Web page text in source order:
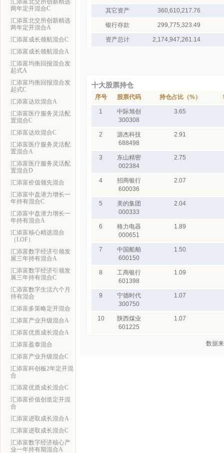
汇添富北交所创新精选
两年定开混合C
汇添富北交所创新精选
两年定开混合A
汇添富成长领航混合C
汇添富成长领航混合A
汇添富均衡回报混合发
起式A
汇添富均衡回报混合发
起式C
汇添富达欣混合A
汇添富医疗服务灵活配
置混合C
汇添富达欣混合C
汇添富医疗服务灵活配
置混合A
汇添富医疗服务灵活配
置混合D
汇添富价值领先混合
汇添富中盘潜力增长一
年持有混合C
汇添富中盘潜力增长一
年持有混合A
汇添富核心精选混合
（LOF）
汇添富数字经济引领发
展三年持有混合A
汇添富数字经济引领发
展三年持有混合C
汇添富数字生活六个月
持有混合
汇添富多策略定开混合
汇添富产业升级混合A
汇添富优质成长混合A
汇添富盈泰混合
汇添富产业升级混合C
汇添富科创板2年定开混
合
汇添富优质成长混合C
汇添富价值创造定开混
合
汇添富进取成长混合A
汇添富进取成长混合C
汇添富数字经济核心产
业一年持有期混合A
其它资产 360,610,217.76
银行存款 299,775,323.49
资产总计 2,174,947,261.14
十大股票持仓
序号 股票代码 持仓占比（%）
1
中际旭创
300308
3.65
2
源杰科技
688498
2.91
3
东山精密
002384
2.75
4
招商银行
600036
2.07
5
美的集团
000333
2.04
6
格力电器
000651
1.89
7
中国船舶
600150
1.50
8
工商银行
601398
1.09
9
宁德时代
300750
1.07
10
陕西煤业
601225
1.07
数据